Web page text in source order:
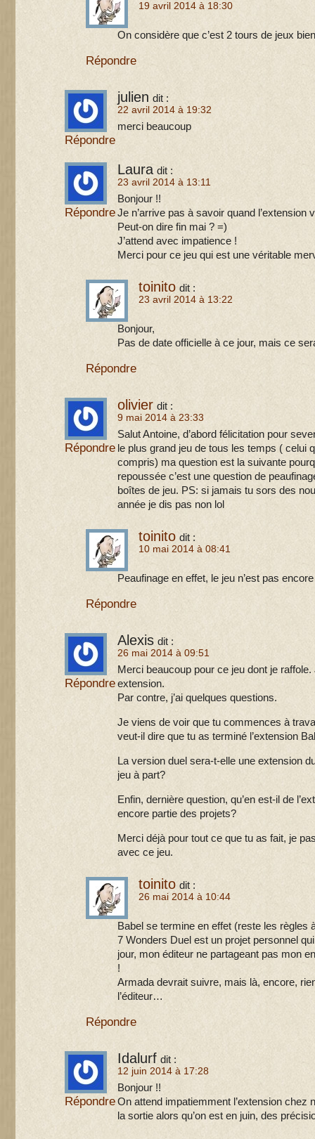
19 avril 2014 à 18:30
On considère que c’est 2 tours de jeux
Répondre
julien dit :
22 avril 2014 à 19:32
merci beaucoup
Répondre
Laura dit :
23 avril 2014 à 13:11
Bonjour !!
Je n’arrive pas à savoir quand l’extension
Peut-on dire fin mai ? =)
J’attend avec impatience !
Merci pour ce jeu qui est une véritable
Répondre
toinito dit :
23 avril 2014 à 13:22
Bonjour,
Pas de date officielle à ce jour, mais ce
Répondre
olivier dit :
9 mai 2014 à 23:33
Salut Antoine, d’abord félicitation pour
le plus grand jeu de tous les temps ( celui
compris) ma question est la suivante
repoussée c’est une question de
boîtes de jeu. PS: si jamais tu sors des
année je dis pas non lol
Répondre
toinito dit :
10 mai 2014 à 08:41
Peaufinage en effet, le jeu n’est pas
Répondre
Alexis dit :
26 mai 2014 à 09:51
Merci beaucoup pour ce jeu dont je
extension.
Par contre, j’ai quelques questions.
Je viens de voir que tu commences à
veut-il dire que tu as terminé l’extension
La version duel sera-t-elle une extension
jeu à part?
Enfin, dernière question, qu’en est-il de
encore partie des projets?
Merci déjà pour tout ce que tu as fait, je
avec ce jeu.
Répondre
toinito dit :
26 mai 2014 à 10:44
Babel se termine en effet (reste les règles
7 Wonders Duel est un projet personnel
jour, mon éditeur ne partageant pas mon
!
Armada devrait suivre, mais là, encore,
l’éditeur…
Répondre
Idalurf dit :
12 juin 2014 à 17:28
Bonjour !!
On attend impatiemment l’extension chez
la sortie alors qu’on est en juin, des
Répondre